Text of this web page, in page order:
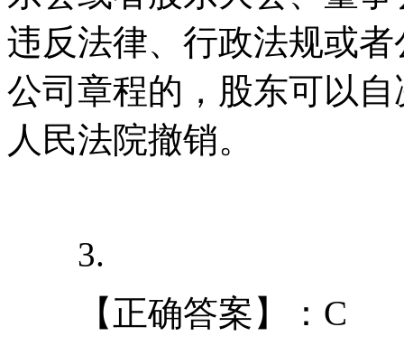
违反法律、行政法规或
公司章程的，股东可以
人民法院撤销。
3.
【正确答案】：C